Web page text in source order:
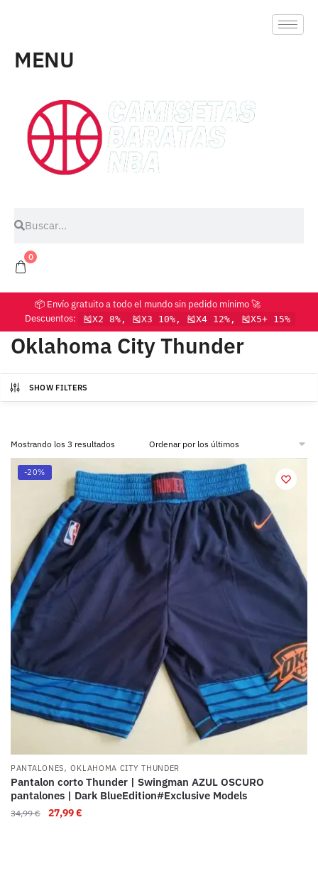
MENU
0
📦 Envío gratuito a todo el mundo sin pedido mínimo 🚀
Descuentos:
🎽X2 8%, 🎽X3 10%, 🎽X4 12%, 🎽X5+ 15%
Oklahoma City Thunder
SHOW FILTERS
Mostrando los 3 resultados
-20%
PANTALONES,OKLAHOMA CITY THUNDER
Pantalon corto Thunder | Swingman AZUL OSCURO
pantalones | Dark BlueEdition#Exclusive Models
34,99€ 27,99€